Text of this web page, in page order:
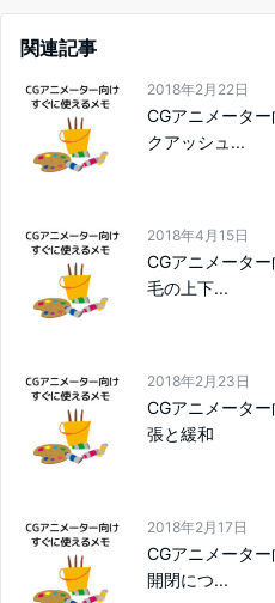
関連記事
2018年2月22日
CGアニメータ
クアッシュ...
2018年4月15日
CGアニメータ
毛の上下...
2018年2月23日
CGアニメータ
張と緩和
2018年2月17日
CGアニメータ
開閉につ...